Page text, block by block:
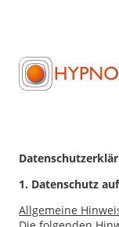
1. Datenschutz
Allgemeine